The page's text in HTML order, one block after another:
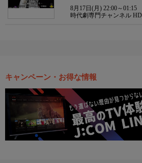
8月17日(月) 22:00～01:15
時代劇専門チャンネル HD
キャンペーン・お得な情報